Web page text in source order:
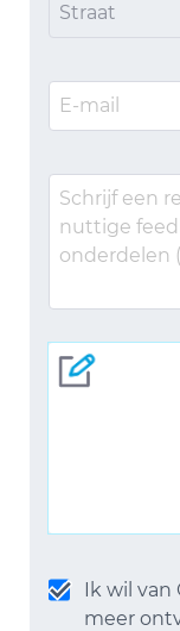
Straat
Ik wil van
meer